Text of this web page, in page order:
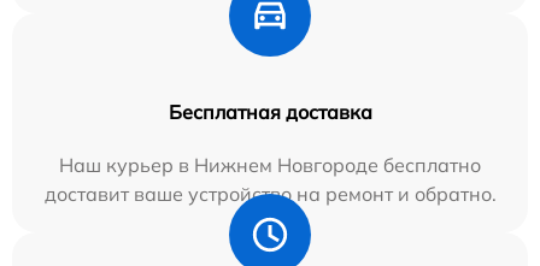
Бесплатная доставка
Наш курьер в Нижнем Новгороде бесплатно
доставит ваше устройство на ремонт и обратно.